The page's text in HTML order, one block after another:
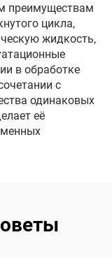
преимуществам
цикла,
жидкость,
в обработке
с
одинаковых
её